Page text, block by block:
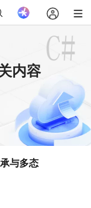
内容
与多态